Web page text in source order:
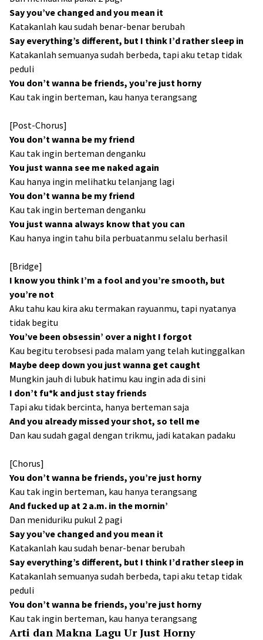
Say you’ve changed and you mean it
Katakanlah kau sudah benar-benar berubah
Say everything’s different, but I think I’d rather sleep in
Katakanlah semuanya sudah berbeda, tapi aku tetap tidak
peduli
You don’t wanna be friends, you’re just horny
Kau tak ingin berteman, kau hanya terangsang
[Post-Chorus]
You don’t wanna be my friеnd
Kau tak ingin berteman denganku
You just wanna see me naked again
Kau hanya ingin melihatku telanjang lagi
You don’t wanna be my friend
Kau tak ingin berteman denganku
You just wanna always know that you can
Kau hanya ingin tahu bila perbuatanmu selalu berhasil
[Bridge]
I know you think I’m a fool and you’re smooth, but
you’re not
Aku tahu kau kira aku termakan rayuanmu, tapi nyatanya
tidak begitu
You’ve been obsessin’ over a night I forgot
Kau begitu terobsesi pada malam yang telah kutinggalkan
Maybe deep down you just wanna get caught
Mungkin jauh di lubuk hatimu kau ingin ada di sini
I don’t fu*k and just stay friends
Tapi aku tidak bercinta, hanya berteman saja
And you already missed your shot, so tell me
Dan kau sudah gagal dengan trikmu, jadi katakan padaku
[Chorus]
You don’t wanna be friends, you’re just horny
Kau tak ingin berteman, kau hanya terangsang
And fucked up at 2 a.m. in the mornin’
Dan meniduriku pukul 2 pagi
Say you’ve changed and you mean it
Katakanlah kau sudah benar-benar berubah
Say everything’s different, but I think I’d rather sleep in
Katakanlah semuanya sudah berbeda, tapi aku tetap tidak
peduli
You don’t wanna be friends, you’re just horny
Kau tak ingin berteman, kau hanya terangsang
Arti dan Makna Lagu Ur Just Horny